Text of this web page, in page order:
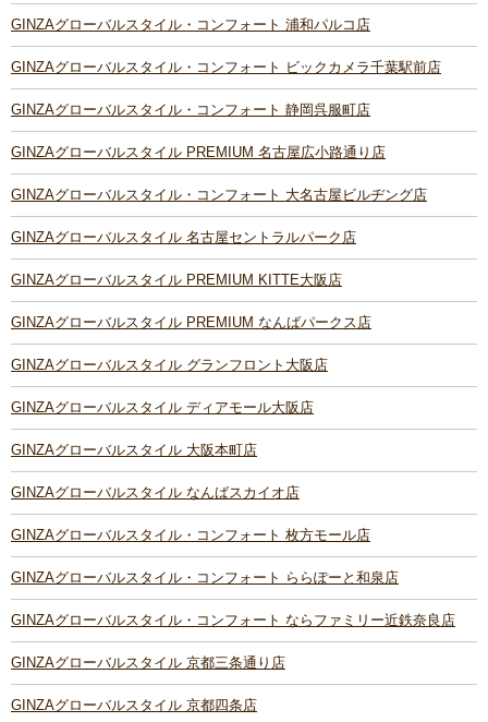
GINZAグローバルスタイル・コンフォート 浦和パルコ店
GINZAグローバルスタイル・コンフォート ビックカメラ千葉駅前店
GINZAグローバルスタイル・コンフォート 静岡呉服町店
GINZAグローバルスタイル PREMIUM 名古屋広小路通り店
GINZAグローバルスタイル・コンフォート 大名古屋ビルヂング店
GINZAグローバルスタイル 名古屋セントラルパーク店
GINZAグローバルスタイル PREMIUM KITTE大阪店
GINZAグローバルスタイル PREMIUM なんばパークス店
GINZAグローバルスタイル グランフロント大阪店
GINZAグローバルスタイル ディアモール大阪店
GINZAグローバルスタイル 大阪本町店
GINZAグローバルスタイル なんばスカイオ店
GINZAグローバルスタイル・コンフォート 枚方モール店
GINZAグローバルスタイル・コンフォート ららぽーと和泉店
GINZAグローバルスタイル・コンフォート ならファミリー近鉄奈良店
GINZAグローバルスタイル 京都三条通り店
GINZAグローバルスタイル 京都四条店